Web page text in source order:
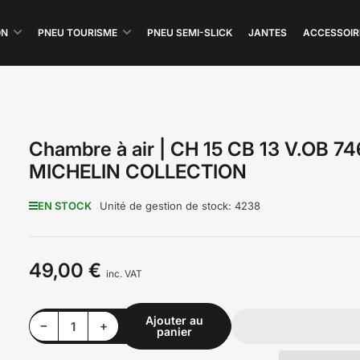
PNEU TOURISME PNEU SEMI-SLICK JANTES
Chambre à air | CH 15 CB 13 V.OB
MICHELIN COLLECTION
EN STOCK Unité de gestion de stock: 4238
Prix
49,00 € inc. VAT
−Diminuer la quantité pour Chambre à air | CH 15 CB 13 V.OB 746 MICHELIN COLLECTION
Quantité +Augmenter la quantité pour Chambre à air | CH 15 CB 13 V.OB 746 MICHELIN COLLECTION
Ajouter au
panier